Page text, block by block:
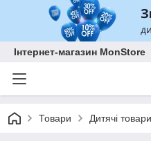
Інтернет-магазин MonStore
Товари Дитячі товари